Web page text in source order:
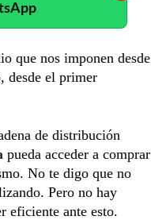
que nos imponen desde
desde el primer
de distribución
pueda acceder a comprar
No te digo que no
Pero no hay
eficiente ante esto.